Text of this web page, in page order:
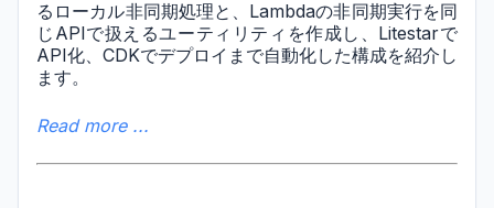
るローカル非同期処理と、Lambdaの非同期実行を同
じAPIで扱えるユーティリティを作成し、Litestarで
API化、CDKでデプロイまで自動化した構成を紹介し
ます。
Read more ...